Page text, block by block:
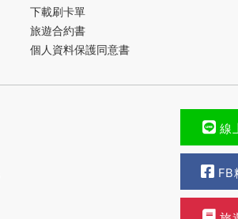
下載刷卡單
旅遊合約書
個人資料保護同意書
線
FB